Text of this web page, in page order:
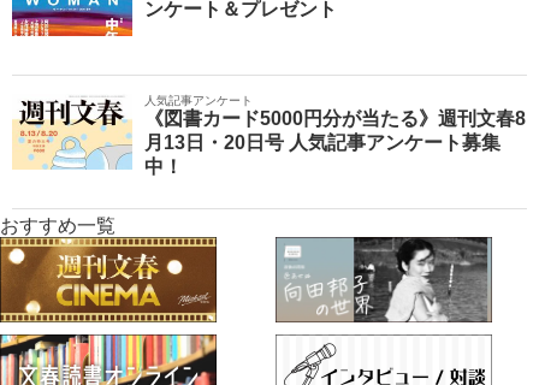
ンケート＆プレゼント
人気記事アンケート
《図書カード5000円分が当たる》週刊文春8
月13日・20日号 人気記事アンケート募集
中！
おすすめ一覧